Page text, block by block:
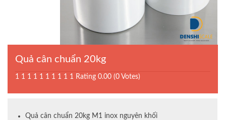
Quả cân chuẩn 20kg
1 1 1 1 1 1 1 1 1 1 Rating 0.00 (0 Votes)
Quả cân chuẩn 20kg M1 inox nguyên khối